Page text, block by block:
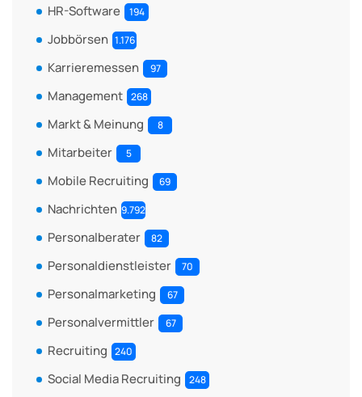
HR-Software 194
Jobbörsen 1.176
Karrieremessen 97
Management 268
Markt & Meinung 8
Mitarbeiter 5
Mobile Recruiting 69
Nachrichten 9.792
Personalberater 82
Personaldienstleister 70
Personalmarketing 67
Personalvermittler 67
Recruiting 240
Social Media Recruiting 248